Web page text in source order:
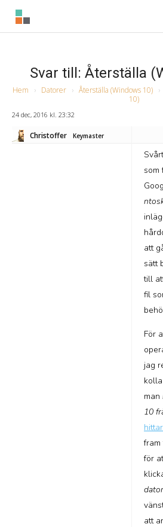
Svar till: Återställa
Hem › Datorer › Återställa (Windows 10) ›
10)
24 dec, 2016 kl. 23:32
Christoffer Keymaster
som
att
sätt
till
fil
För
jag
man
10
för
att